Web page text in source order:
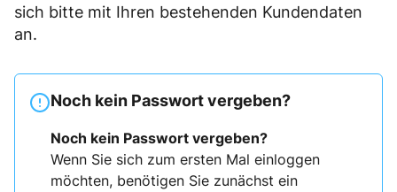
sich bitte mit Ihren bestehenden Kundendaten
an.
Noch kein Passwort vergeben?
Noch kein Passwort vergeben?
Wenn Sie sich zum ersten Mal einloggen
möchten, benötigen Sie zunächst ein